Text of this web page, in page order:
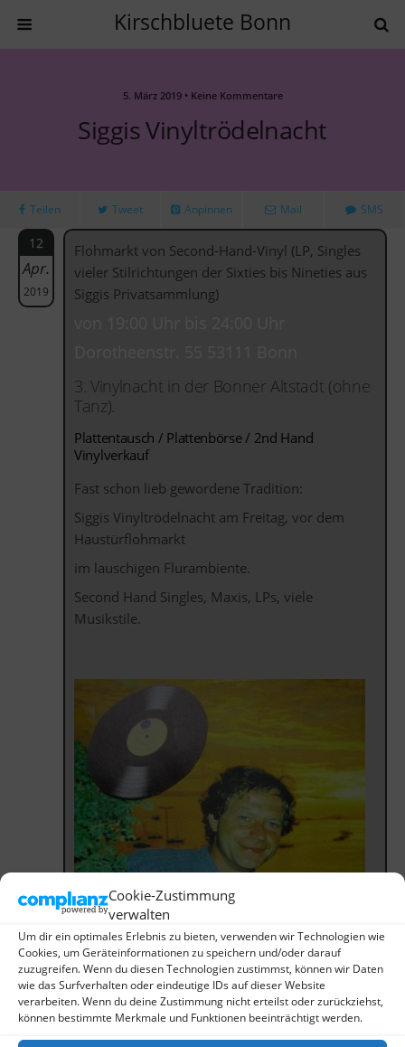
Cookie-Zustimmung
verwalten
Um dir ein optimales Erlebnis zu bieten, verwenden wir Technologien wie
Cookies, um Geräteinformationen zu speichern und/oder darauf
zuzugreifen. Wenn du diesen Technologien zustimmst, können wir Daten
wie das Surfverhalten oder eindeutige IDs auf dieser Website
verarbeiten. Wenn du deine Zustimmung nicht erteilst oder zurückziehst,
können bestimmte Merkmale und Funktionen beeinträchtigt werden.
Kirschbluete Bonn
5. März 2019 • Keine Kommentare
Siggis Vinyltrödelnacht
Teilen Tweet Anpinnen Mail SMS
12
Apr.
2019
Flohmarkt von Second-Hand-Vinyl (LP, Singles
vieler Stilrichtungen der Sixties bis Nineties aus
Siggis Privatsammlung)
3. Vinylnacht in der Bonner Altstadt (ohne
Tanz).
Plattentausch / Plattenbörse / 2nd Hand
Vinylverkauf
Fast schon lieb gewordene Tradition:
Siggis Vinyltrödelnacht am Freitag, vor dem
Haustürflohmarkt
im lauschigen Flurambiente.
Second Hand Singles, Maxis, LPs, viele
Musikstile.